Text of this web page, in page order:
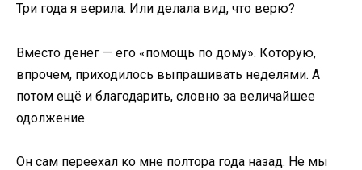
Три года я верила. Или делала вид, что верю?
Вместо денег — его «помощь по дому». Которую,
впрочем, приходилось выпрашивать неделями. А
потом ещё и благодарить, словно за величайшее
одолжение.
Он сам переехал ко мне полтора года назад. Не мы